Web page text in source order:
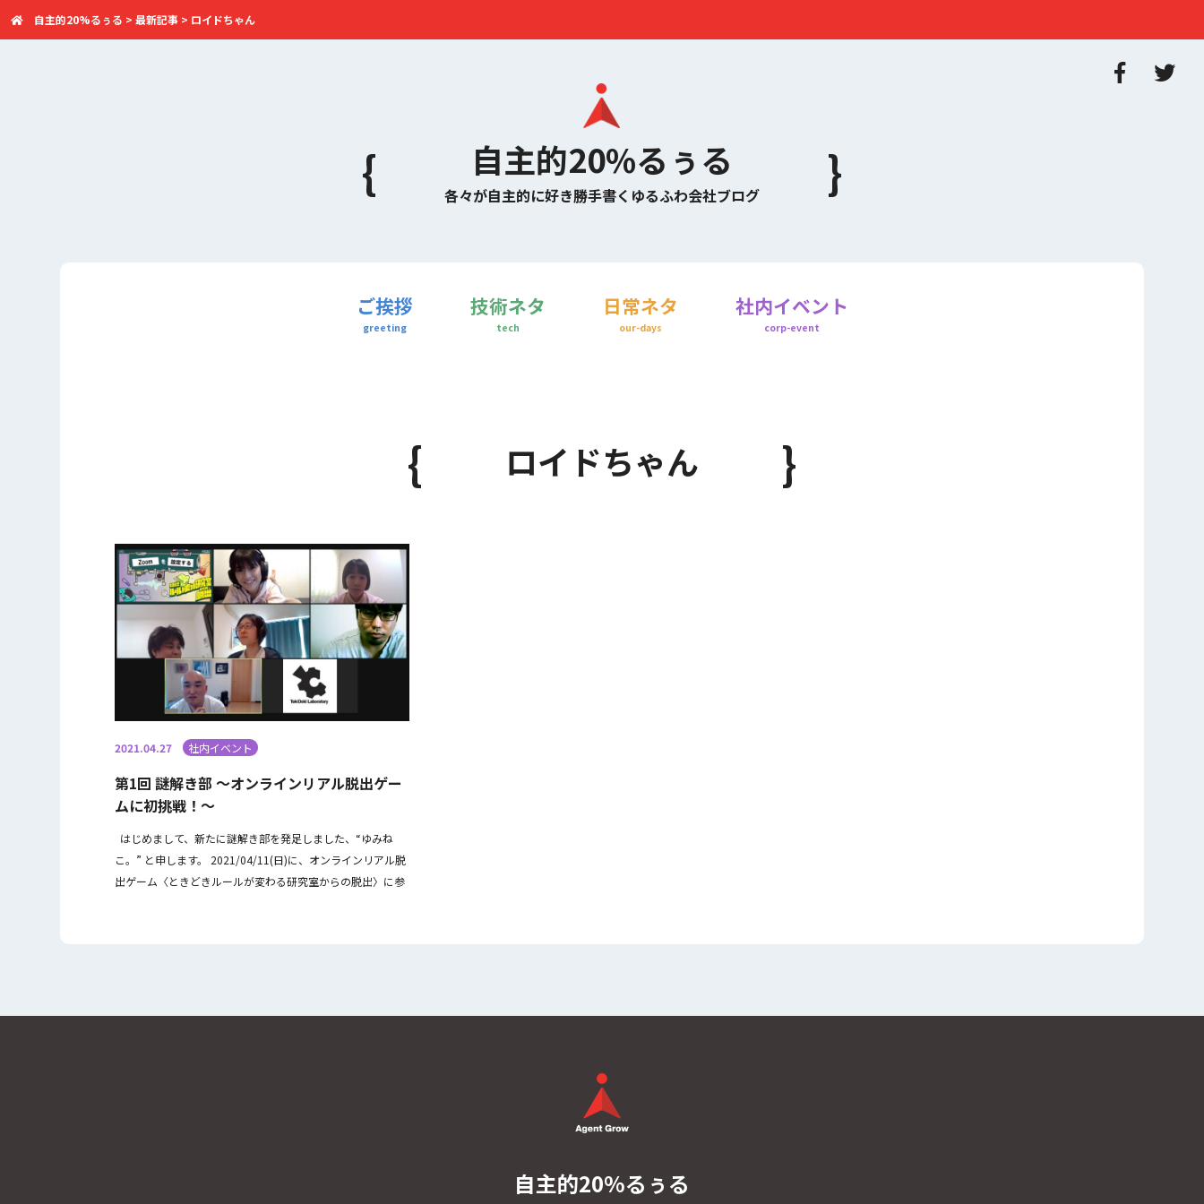
自主的20%るぅる
各々が自主的に好き勝手書くゆるふわ会社ブログ
自主的20%るぅる > 最新記事 > ロイドちゃん
ご挨拶
greeting
技術ネタ
tech
日常ネタ
our-days
社内イベント
corp-event
ロイドちゃん
2021.04.27 社内イベント
第1回 謎解き部 ～オンラインリアル脱出ゲー
ムに初挑戦！～
はじめまして、新たに謎解き部を発足しました、“ゆみね
こ。” と申します。 2021/04/11(日)に、オンラインリアル脱
出ゲーム〈ときどきルールが変わる研究室からの脱出〉に参
自主的20%るぅる